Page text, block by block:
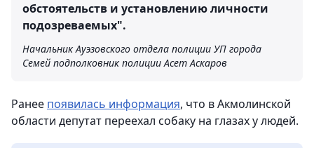
обстоятельств и установлению личности
подозреваемых".
Начальник Ауэзовского отдела полиции УП города
Семей подполковник полиции Асет Аскаров
Ранее появилась информация, что в Акмолинской
области депутат переехал собаку на глазах у людей.